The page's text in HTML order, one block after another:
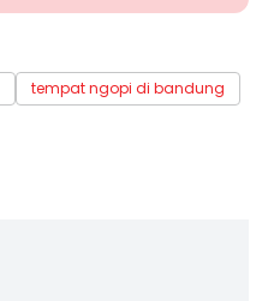
tempat ngopi di bandung